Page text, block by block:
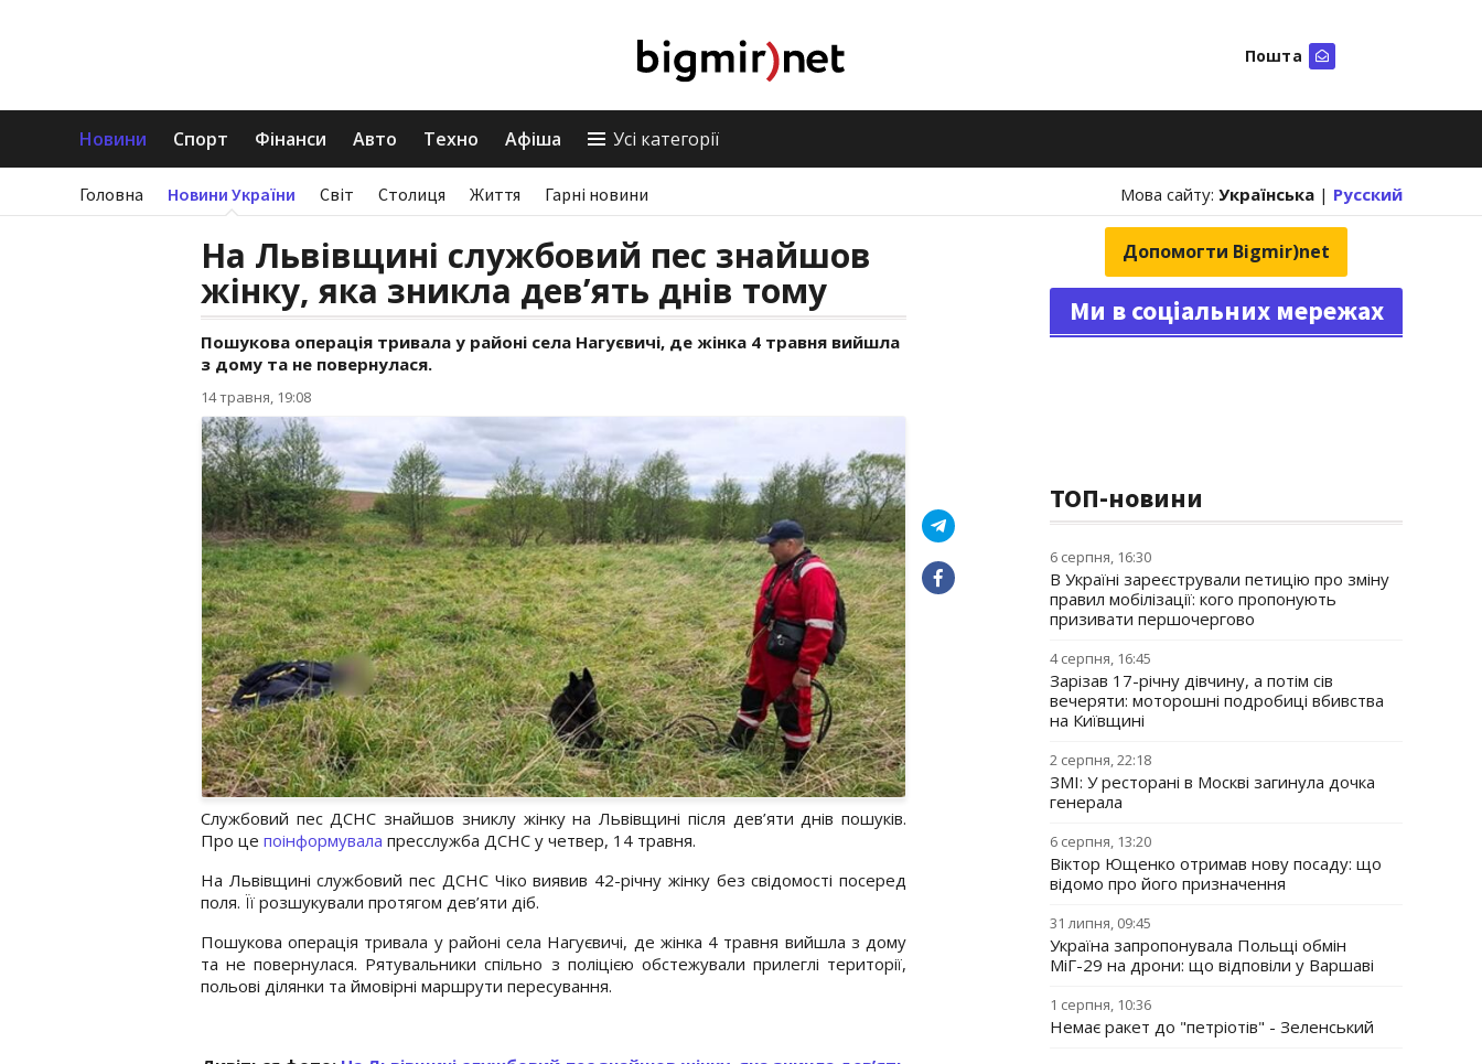
Пошта
Новини Спорт Фінанси Авто Техно Афіша Усі категорії
Головна Новини України Світ Столиця Життя Гарні новини Мова сайту: Українська | Русский
На Львівщині службовий пес знайшов
жінку, яка зникла дев’ять днів тому
Пошукова операція тривала у районі села Нагуєвичі, де жінка 4 травня вийшла
з дому та не повернулася.
14 травня, 19:08
Службовий пес ДСНС знайшов зниклу жінку на Львівщині після дев’яти днів пошуків.
Про це поінформувала пресслужба ДСНС у четвер, 14 травня.
На Львівщині службовий пес ДСНС Чіко виявив 42-річну жінку без свідомості посеред
поля. Її розшукували протягом дев’яти діб.
Пошукова операція тривала у районі села Нагуєвичі, де жінка 4 травня вийшла з дому
та не повернулася. Рятувальники спільно з поліцією обстежували прилеглі території,
польові ділянки та ймовірні маршрути пересування.
Допомогти Bigmir)net
Ми в соціальних мережах
ТОП-новини
6 серпня, 16:30
В Україні зареєстрували петицію про зміну
правил мобілізації: кого пропонують
призивати першочергово
4 серпня, 16:45
Зарізав 17-річну дівчину, а потім сів
вечеряти: моторошні подробиці вбивства
на Київщині
2 серпня, 22:18
ЗМІ: У ресторані в Москві загинула дочка
генерала
6 серпня, 13:20
Віктор Ющенко отримав нову посаду: що
відомо про його призначення
31 липня, 09:45
Україна запропонувала Польщі обмін
МіГ-29 на дрони: що відповіли у Варшаві
1 серпня, 10:36
Немає ракет до "петріотів" - Зеленський